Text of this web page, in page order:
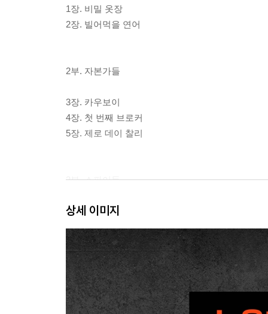
1장. 비밀 옷장
2장. 빌어먹을 연어
2부. 자본가들
3장. 카우보이
4장. 첫 번째 브로커
5장. 제로 데이 찰리
3부. 스파이들
6장. 건맨 프로젝트
7장. 대부
8장. 잡식동물
9장. 루비콘 - 돌아올 수 없는 강을 건너다
10장. 공장
상세 이미지